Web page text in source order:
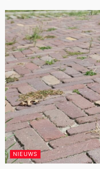
NIEUWS